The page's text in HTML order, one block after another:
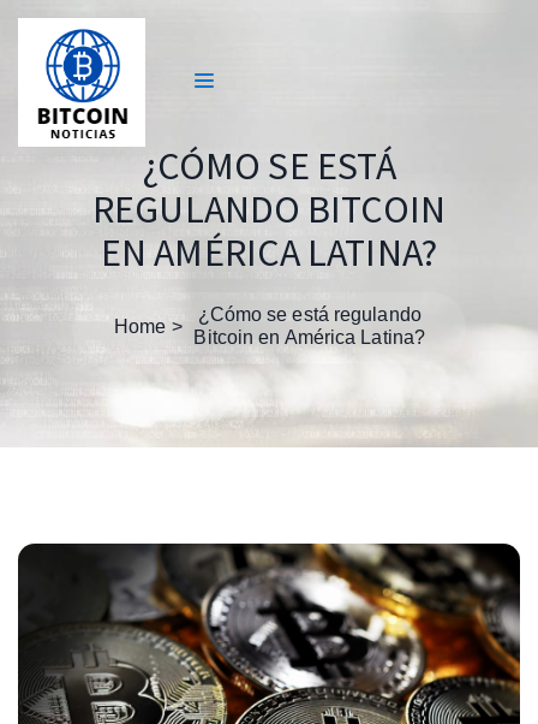
¿CÓMO SE ESTÁ
REGULANDO BITCOIN
EN AMÉRICA LATINA?
Home
¿Cómo se está regulando
Bitcoin en América Latina?
Navegación
de
entradas